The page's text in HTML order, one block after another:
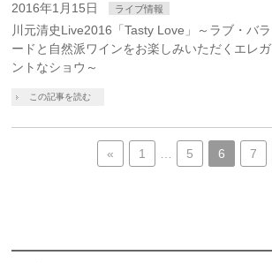
2016年1月15日 ライブ情報
川元清史Live2016「Tasty Love」～ラブ・バラ
ードと自然派ワインをお楽しみいただくエレガ
ントなショウ～
この記事を読む
« 1 5 6 7